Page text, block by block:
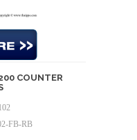
COUNTER
FB-RB